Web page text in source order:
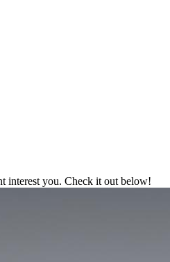
interest you. Check it out below!